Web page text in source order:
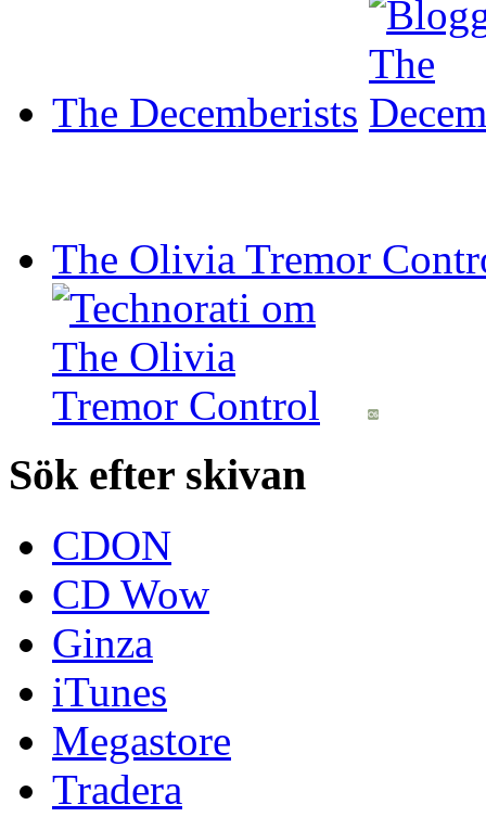
The Decemberists
The Olivia Tremor
Sök efter skivan
CDON
CD Wow
Ginza
iTunes
Megastore
Tradera